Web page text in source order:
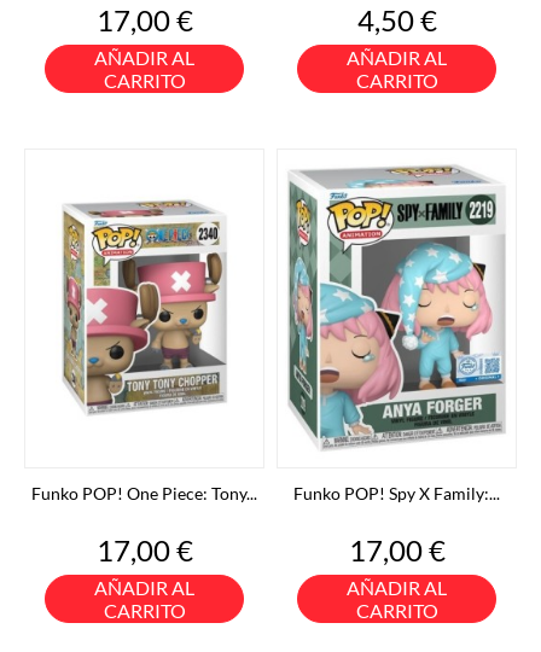
Precio
17,00 €
AÑADIR AL
CARRITO
Precio
4,50 €
AÑADIR AL
CARRITO
Funko POP! One Piece: Tony...
Precio
17,00 €
AÑADIR AL
CARRITO
Funko POP! Spy X Family:...
Precio
17,00 €
AÑADIR AL
CARRITO